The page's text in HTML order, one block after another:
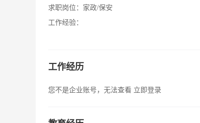
求职岗位： 家政/保安
工作经验：
工作经历
您不是企业账号，无法查看 立即登录